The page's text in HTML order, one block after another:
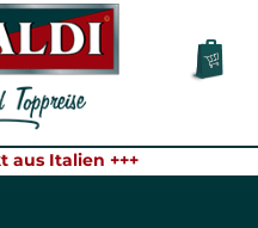
aus Italien +++